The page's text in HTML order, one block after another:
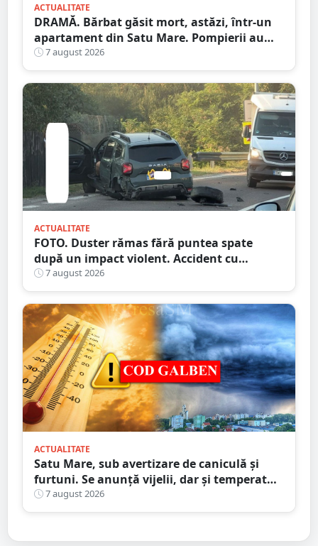
ACTUALITATE
DRAMĂ. Bărbat găsit mort, astăzi, într-un
apartament din Satu Mare. Pompierii au
spart ușa
7 august 2026
ACTUALITATE
FOTO. Duster rămas fără puntea spate
după un impact violent. Accident cu
implicarea unei mașini din Satu Mare
7 august 2026
ACTUALITATE
Satu Mare, sub avertizare de caniculă și
furtuni. Se anunță vijelii, dar și temperaturi
ridicate. Avertizarea ANM
7 august 2026